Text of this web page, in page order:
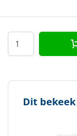
Dit